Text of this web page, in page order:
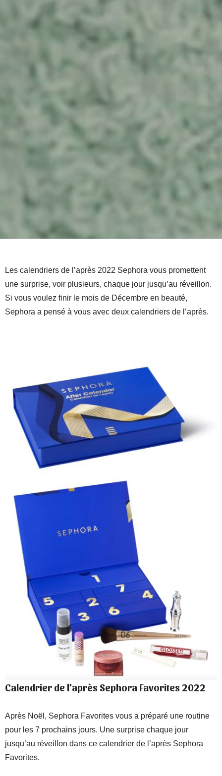
Les calendriers de l’après 2022 Sephora vous promettent
une surprise, voir plusieurs, chaque jour jusqu’au réveillon.
Si vous voulez finir le mois de Décembre en beauté,
Sephora a pensé à vous avec deux calendriers de l’après.
Calendrier de l’après Sephora Favorites 2022
Après Noël, Sephora Favorites vous a préparé une routine
pour les 7 prochains jours. Une surprise chaque jour
jusqu’au réveillon dans ce calendrier de l’après Sephora
Favorites.